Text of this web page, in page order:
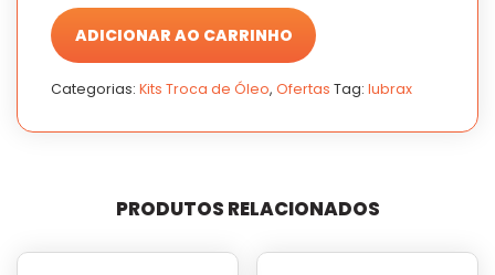
ÓLEO
10W40
LUBRAX
+
FILTRO
ÓLEO
10W40
LUBRAX
+
FILTRO
ADICIONAR AO CARRINHO
Categorias: Kits Troca de Óleo, Ofertas Tag: lubrax
PRODUTOS RELACIONADOS